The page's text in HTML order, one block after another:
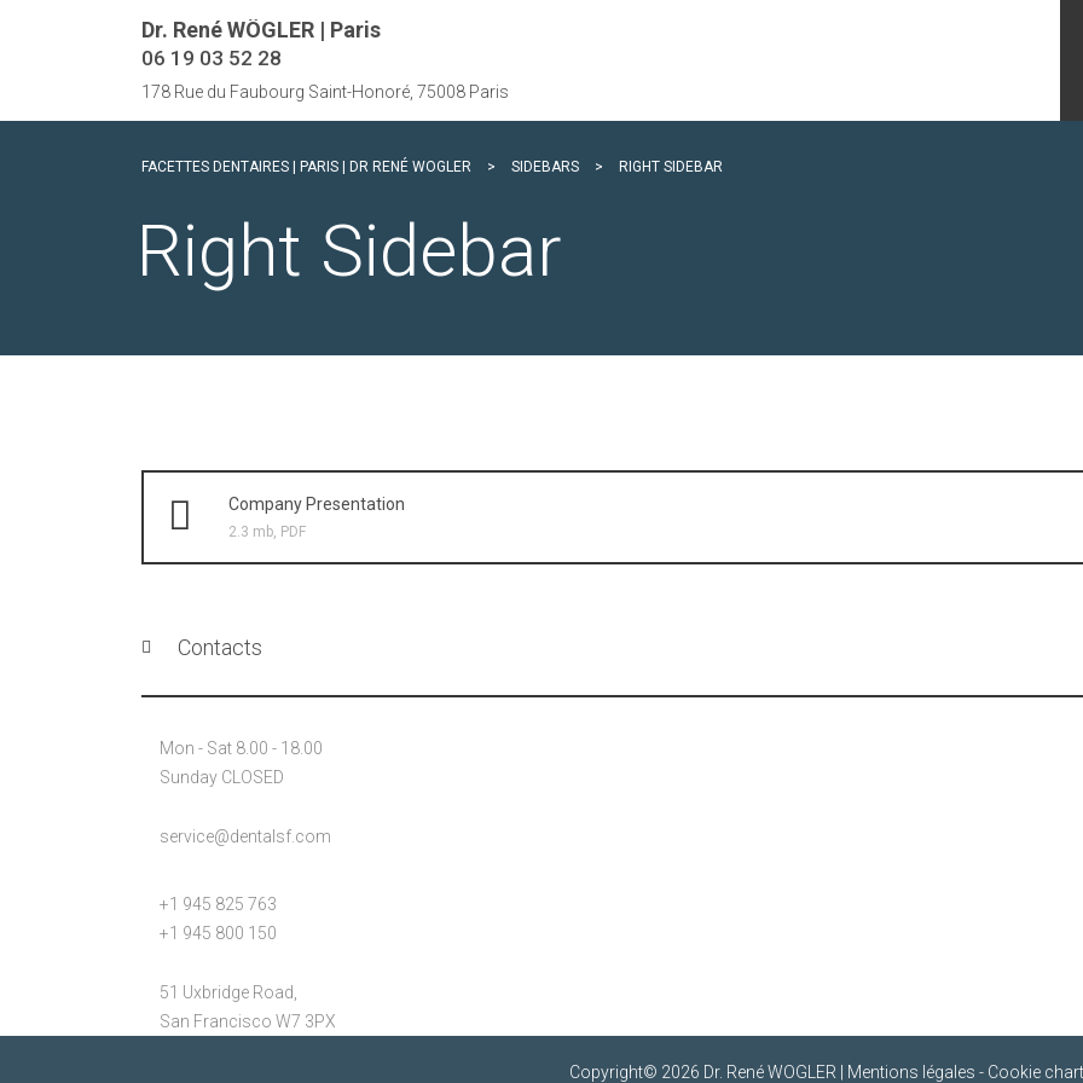
Dr. René WÖGLER | Paris
06 19 03 52 28
178 Rue du Faubourg Saint-Honoré, 75008 Paris
FACETTES DENTAIRES | PARIS | DR RENÉ WOGLER > SIDEBARS > RIGHT SIDEBAR
Right Sidebar
Company Presentation
2.3 mb, PDF
Contacts
Mon - Sat 8.00 - 18.00
Sunday CLOSED
service@dentalsf.com
+1 945 825 763
+1 945 800 150
51 Uxbridge Road,
San Francisco W7 3PX
Copyright© 2026 Dr. René WOGLER | Mentions légales - Cookie